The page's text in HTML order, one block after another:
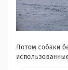
Потом собаки